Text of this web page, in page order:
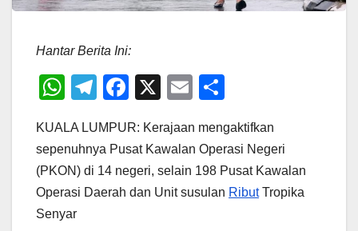
Hantar Berita Ini:
W
at
s
A
p
T
e
gr
a
F
c
e
b
X
E
ail ar
e
KUALA LUMPUR: Kerajaan mengaktifkan
sepenuhnya Pusat Kawalan Operasi Negeri
(PKON) di 14 negeri, selain 198 Pusat Kawalan
Operasi Daerah dan Unit susulan RibutTropika
Senyar